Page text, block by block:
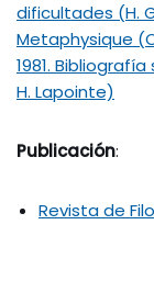
dificultades (H.
Metaphysique
1981.
H. Lapointe)
Publicación:
Revista de